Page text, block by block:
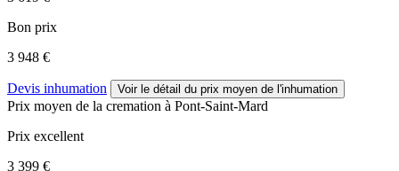
Bon prix
3 948 €
Devis inhumation Voir le détail du prix moyen de l'inhumation
Prix moyen de la cremation à Pont-Saint-Mard
Prix excellent
3 399 €